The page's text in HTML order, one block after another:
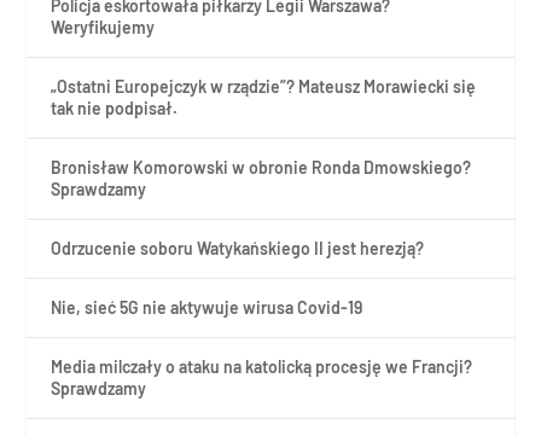
Policja eskortowała piłkarzy Legii Warszawa?
Weryfikujemy
„Ostatni Europejczyk w rządzie”? Mateusz Morawiecki się
tak nie podpisał.
Bronisław Komorowski w obronie Ronda Dmowskiego?
Sprawdzamy
Odrzucenie soboru Watykańskiego II jest herezją?
Nie, sieć 5G nie aktywuje wirusa Covid-19
Media milczały o ataku na katolicką procesję we Francji?
Sprawdzamy